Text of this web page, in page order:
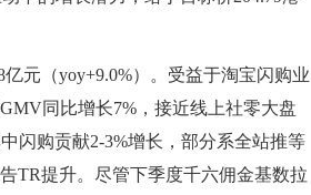
元（yoy+9.0%）。受益于淘宝闪购业
同比增长7%，接近线上社零大盘
闪购贡献2-3%增长，部分系全站推等
TR提升。尽管下季度千六佣金基数拉